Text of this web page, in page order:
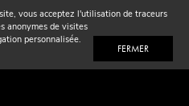
vous acceptez l'utilisation de traceurs
anonymes de visites
personnalisée.
FERMER